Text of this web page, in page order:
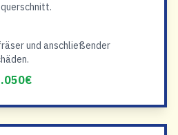
und anschließender